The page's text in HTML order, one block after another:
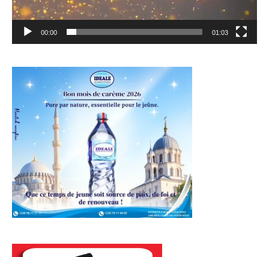
00:00 01:03